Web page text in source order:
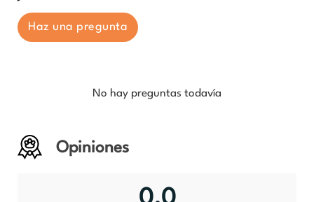
Haz una pregunta
No hay preguntas todavía
Opiniones